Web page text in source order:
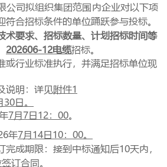
公司拟组织集团范围内企业对以下项
符合招标条件的单位踊跃参与投标。
术要求、招标数量、计划招标时间等
202606-12电缆招标。
或行业标准执行，并满足招标单位现
说明：详见附件1
30日。
7月7日12： 00。
年7月14日10： 00。
完成期限：接到中标通知后10天内，
订合同。